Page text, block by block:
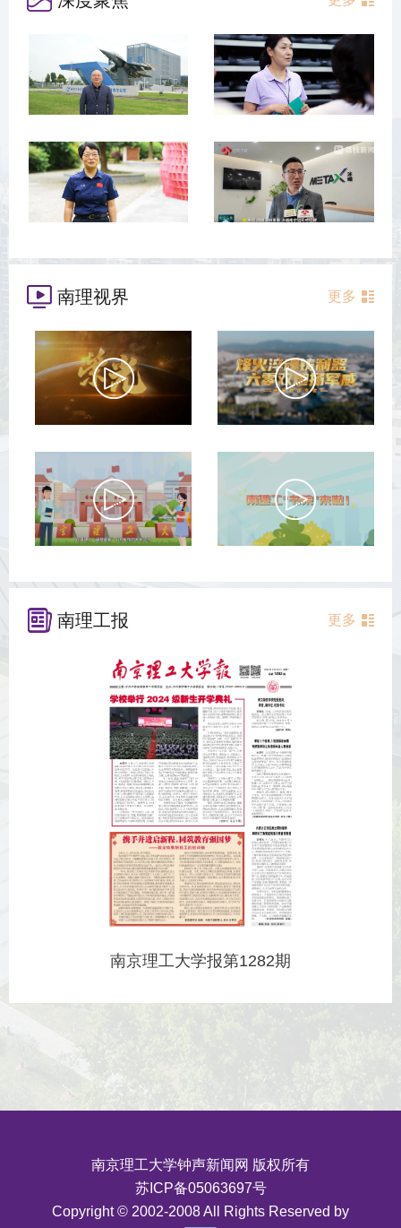
南理视界 更多
南理工报 更多
南京理工大学报第1282期
南京理工大学钟声新闻网 版权所有
苏ICP备05063697号
Copyright © 2002-2008 All Rights Reserved by